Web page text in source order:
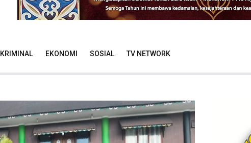
KRIMINAL EKONOMI SOSIAL TV NETWORK